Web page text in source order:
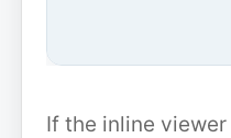
If the inline